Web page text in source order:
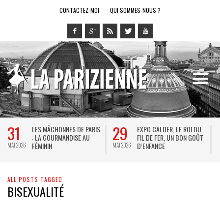
CONTACTEZ-MOI QUI SOMMES-NOUS ?
31
MAI 2026
LES MÂCHONNES DE PARIS
: LA GOURMANDISE AU
FÉMININ
29
MAI 2026
EXPO CALDER, LE ROI DU
FIL DE FER, UN BON GOÛT
D’ENFANCE
ALL POSTS TAGGED
BISEXUALITÉ